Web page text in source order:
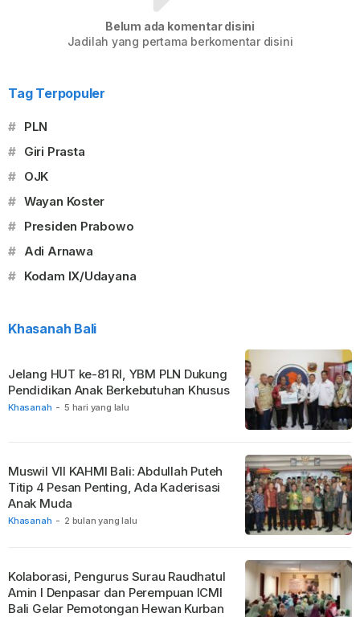
Belum ada komentar disini
Jadilah yang pertama berkomentar disini
Tag Terpopuler
# PLN
# Giri Prasta
# OJK
# Wayan Koster
# Presiden Prabowo
# Adi Arnawa
# Kodam IX/Udayana
Khasanah Bali
Khasanah - 5 hari yang lalu
Jelang HUT ke-81 RI, YBM PLN Dukung
Pendidikan Anak Berkebutuhan Khusus
Khasanah - 2 bulan yang lalu
Muswil VII KAHMI Bali: Abdullah Puteh
Titip 4 Pesan Penting, Ada Kaderisasi
Anak Muda
Kolaborasi, Pengurus Surau Raudhatul
Amin I Denpasar dan Perempuan ICMI
Bali Gelar Pemotongan Hewan Kurban